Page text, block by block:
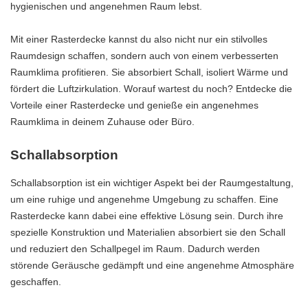
hygienischen und angenehmen Raum lebst.
Mit einer Rasterdecke kannst du also nicht nur ein stilvolles
Raumdesign schaffen, sondern auch von einem verbesserten
Raumklima profitieren. Sie absorbiert Schall, isoliert Wärme und
fördert die Luftzirkulation. Worauf wartest du noch? Entdecke die
Vorteile einer Rasterdecke und genieße ein angenehmes
Raumklima in deinem Zuhause oder Büro.
Schallabsorption
Schallabsorption ist ein wichtiger Aspekt bei der Raumgestaltung,
um eine ruhige und angenehme Umgebung zu schaffen. Eine
Rasterdecke kann dabei eine effektive Lösung sein. Durch ihre
spezielle Konstruktion und Materialien absorbiert sie den Schall
und reduziert den Schallpegel im Raum. Dadurch werden
störende Geräusche gedämpft und eine angenehme Atmosphäre
geschaffen.